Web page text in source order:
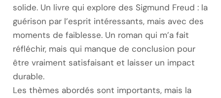
solide. Un livre qui explore des Sigmund Freud : la
guérison par l’esprit intéressants, mais avec des
moments de faiblesse. Un roman qui m’a fait
réfléchir, mais qui manque de conclusion pour
être vraiment satisfaisant et laisser un impact
durable.
Les thèmes abordés sont importants, mais la